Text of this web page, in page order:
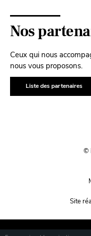
Nos
Ceux qui nous
nous vous proposons.
Liste des partenaires
©
Site